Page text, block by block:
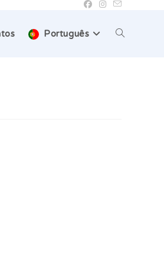
Português Toggle